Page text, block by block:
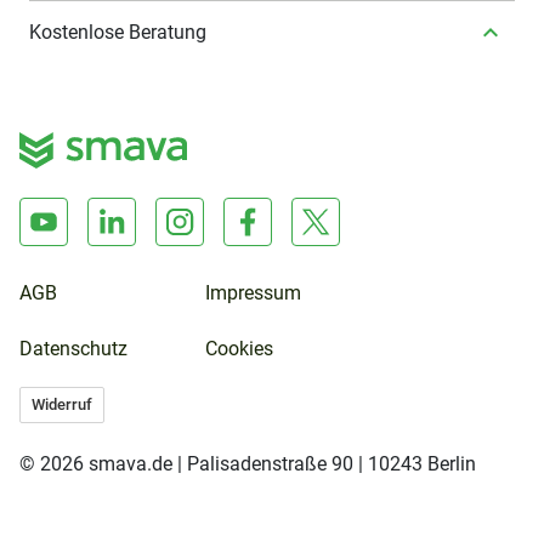
Kostenlose Beratung
AGB Impressum
Datenschutz Cookies
Widerruf
© 2026 smava.de | Palisadenstraße 90 | 10243 Berlin